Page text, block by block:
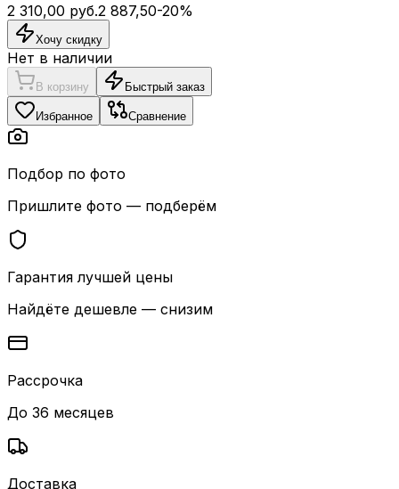
2 310,00 руб.2 887,50-20%
Хочу скидку
Нет в наличии
В корзину Быстрый заказ
Избранное Сравнение
Подбор по фото
Пришлите фото — подберём
Гарантия лучшей цены
Найдёте дешевле — снизим
Рассрочка
До 36 месяцев
Доставка